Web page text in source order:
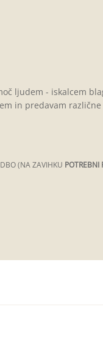
ljudem - iskalcem
in predavam različne
(NA ZAVIHKU POTREBNI